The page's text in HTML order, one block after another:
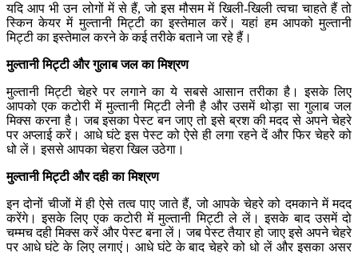
यदि आप भी उन लोगों में से हैं, जो इस मौसम में खिली-खिली त्वचा चाहते हैं तो
स्किन केयर में मुल्तानी मिट्टी का इस्तेमाल करें। यहां हम आपको मुल्तानी
मिट्टी का इस्तेमाल करने के कई तरीके बताने जा रहे हैं।
मुल्तानी मिट्टी और गुलाब जल का मिश्रण
मुल्तानी मिट्टी चेहरे पर लगाने का ये सबसे आसान तरीका है। इसके लिए
आपको एक कटोरी में मुल्तानी मिट्टी लेनी है और उसमें थोड़ा सा गुलाब जल
मिक्स करना है। जब इसका पेस्ट बन जाए तो इसे ब्रश की मदद से अपने चेहरे
पर अप्लाई करें। आधे घंटे इस पेस्ट को ऐसे ही लगा रहने दें और फिर चेहरे को
धो लें। इससे आपका चेहरा खिल उठेगा।
मुल्तानी मिट्टी और दही का मिश्रण
इन दोनों चीजों में ही ऐसे तत्व पाए जाते हैं, जो आपके चेहरे को दमकाने में मदद
करेंगे। इसके लिए एक कटोरी में मुल्तानी मिट्टी ले लें। इसके बाद उसमें दो
चम्मच दही मिक्स करें और पेस्ट बना लें। जब पेस्ट तैयार हो जाए इसे अपने चेहरे
पर आधे घंटे के लिए लगाएं। आधे घंटे के बाद चेहरे को धो लें और इसका असर